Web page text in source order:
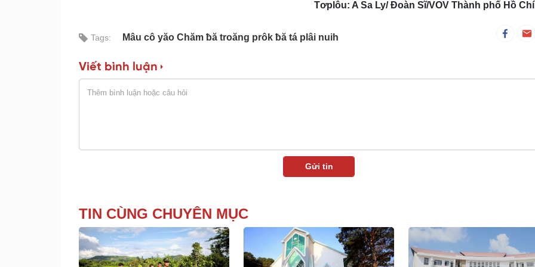
Tơplôu: A Sa Ly/ Đoàn Sĩ/VOV Thành phố Hồ
Tags: Mâu cô yăo Chăm ƀă troăng prôk ƀă tá plâi nuih
Viết bình luận
TIN CÙNG CHUYÊN MỤC